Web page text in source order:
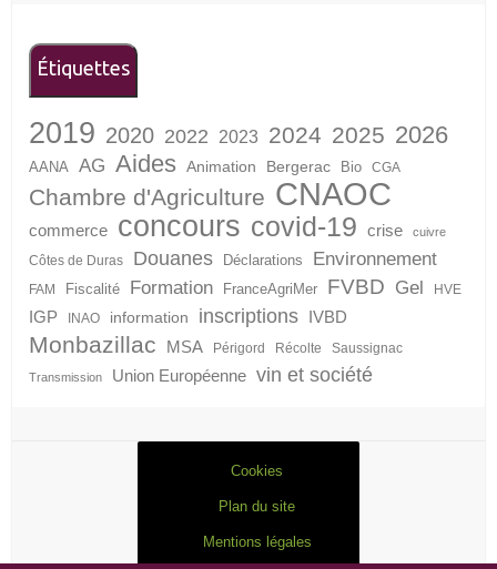
Étiquettes
2019 2020 2022 2023 2024 2025 2026
AANA AG Aides Animation Bergerac Bio CGA
Chambre d'Agriculture CNAOC
commerce concours covid-19 crise cuivre
Côtes de Duras Douanes Déclarations Environnement
FAM Fiscalité Formation FranceAgriMer FVBD Gel HVE
IGP INAO information inscriptions IVBD
Monbazillac MSA Périgord Récolte Saussignac
Transmission Union Européenne vin et société
Cookies
Plan du site
Mentions légales